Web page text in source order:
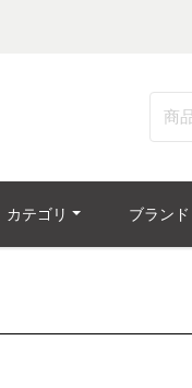
カテゴリ ブランド